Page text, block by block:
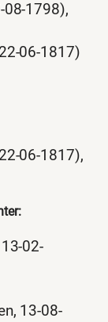
08-1798),
06-1817)
06-1817),
02-
13-08-